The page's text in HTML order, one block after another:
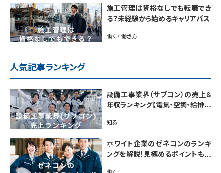
施工管理は資格なしでも転職でき
る？未経験から始めるキャリアパス
働く / 働き方
人気記事ランキング
設備工事業界（サブコン）の売上&
年収ランキング【電気・空調・給排水
市場規模も解説
知る
ホワイト企業のゼネコンのランキ
ングを解説！見極めるポイントも紹
働く